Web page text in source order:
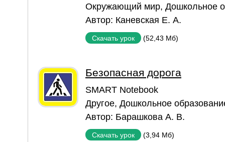
Окружающий мир, Дошкольное
Автор: Каневская Е. А.
Скачать урок (52,43 Мб)
Безопасная дорога
SMART Notebook
Другое, Дошкольное
Автор: Барашкова А. В.
Скачать урок (3,94 Мб)